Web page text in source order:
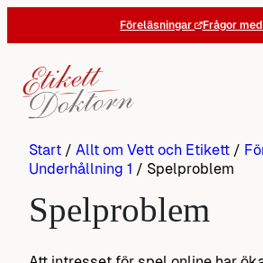
Föreläsningar Frågor
Start / Allt om Vett och Etikett /
Underhållning 1 / Spelproblem
Spelproblem